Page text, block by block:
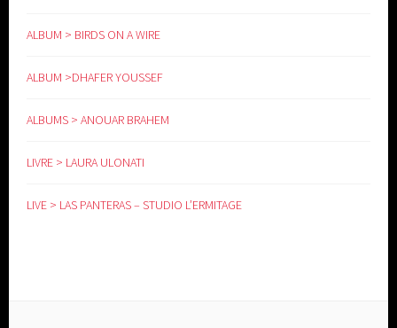
ALBUM > BIRDS ON A WIRE
ALBUM >DHAFER YOUSSEF
ALBUMS > ANOUAR BRAHEM
LIVRE > LAURA ULONATI
LIVE > LAS PANTERAS – STUDIO L’ERMITAGE